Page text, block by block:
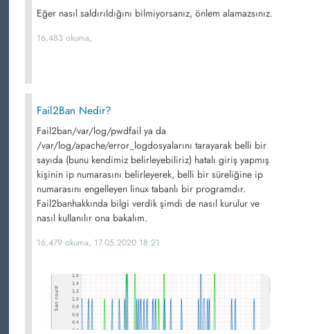
Eğer nasıl saldırıldığını bilmiyorsanız, önlem alamazsınız.
16,483 okuma,
Fail2Ban Nedir?
Fail2ban/var/log/pwdfail ya da
/var/log/apache/error_logdosyalarını tarayarak belli bir
sayıda (bunu kendimiz belirleyebiliriz) hatalı giriş yapmış
kişinin ip numarasını belirleyerek, belli bir süreliğine ip
numarasını engelleyen linux tabanlı bir programdır.
Fail2banhakkında bilgi verdik şimdi de nasıl kurulur ve
nasıl kullanılır ona bakalım.
16,479 okuma, 17.05.2020 18:21